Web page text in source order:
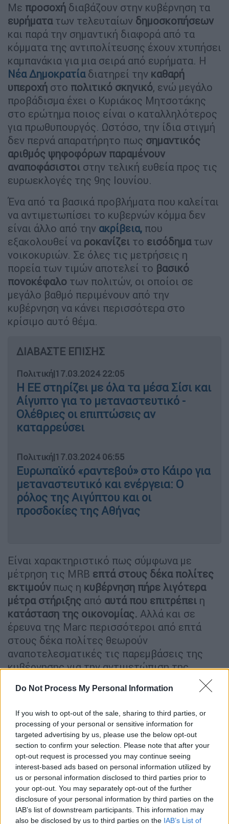
Do Not Process My Personal Information
If you wish to opt-out of the sale, sharing to third parties, or
processing of your personal or sensitive information for
targeted advertising by us, please use the below opt-out
section to confirm your selection. Please note that after your
opt-out request is processed you may continue seeing
interest-based ads based on personal information utilized by
us or personal information disclosed to third parties prior to
your opt-out. You may separately opt-out of the further
disclosure of your personal information by third parties on the
IAB’s list of downstream participants. This information may
also be disclosed by us to third parties on the IAB’s List of
Με προσοχή διαβάζουν στην κυβέρνηση τα
ευρήματατων τελευταίων δημοσκοπήσεων
και παρά την σημαντική διαφορά από τα
κόμματα της αντιπολίτευσης έχουν χτυπήσει
καμπανάκια για μια σειρά από ευρήματα. Η
Νέα Δημοκρατίαδιατηρεί την καθαρή
υπεροχή στο πολιτικό σκηνικό, ενώ μεγάλο
προβάδισμα έχει ο Κυριάκος Μητσοτάκης
στο ερώτημα ποιος είναι ο καταλληλότερος
για πρωθυπουργός. Ωστόσο, την ίδια στιγμή
δεν περνά απαρατήρητο πως σημαντικός
αριθμός ψηφοφόρων παραμένουν
αναποφάσιστοι στην τελική ευθεία προς τις
ευρωεκλογές της 9ης Ιουνίου.
Ένα από τα βασικά προβλήματα που καλείται
να αντιμετωπίσει το κυβερνών κόμμα δεν
είναι άλλο από την ακρίβεια, που
εξακολουθεί να ροκανίζει το εισόδηματων
νοικοκυριών. Σε όλες τις μετρήσεις η
πορεία των τιμών αποτελεί το βασικό
πονοκέφαλο των πολιτών, οι οποίοι σε
μεγάλο βαθμό περιμένουν από την
κυβέρνηση να κάνει περισσότερα στο
κρίσιμο αυτό θέμα.
ΔΙΑΒΑΣΤΕ ΕΠΙΣΗΣ
Πολιτική|17.03.2024 22:05
Η ΕΕ στηρίζει με όλα τα μέσα Σίσι και
Αίγυπτο για το μεταναστευτικό -
Ολέθριες οι επιπτώσεις αν
καταρρεύσει
Πολιτική|17.03.2024 06:55
Ευρωπαϊκό «ραντεβού» στο Κάιρο για
μεταναστευτικό και ενέργεια: Ο
ρόλος της Αιγύπτου και οι
προσδοκίες της Αθήνας
Είναι χαρακτηριστικό πως σύμφωνα με
μέτρηση τις MRB επτά στους δέκα πολίτες
εκτιμούν πως η κυβέρνηση πήρε λιγότερα
μέτρα στήριξης από αυτά που επιτρέπει η
κατάσταση της οικονομίας. Αλλά και σε
έρευνα της Marc περισσότεροι από επτά
στους δέκα πολίτες θεωρούν
αναποτελεσματικές τις παρεμβάσεις της
κυβέρνησης για την αντιμετώπιση της
ακρίβειας. Την ίδια στιγμή με απαισιοδοξία
αντιμετωπίζει ένα μεγάλο μέρος των
Metron Analysis- ως προς τη συνολική
αποτίμηση της κατάστασης της χώρας- το
60% επιμένει ότι τα πράγματα πηγαίνουν σε
λάθος κατεύθυνση, ενώ μόνο το 34% θεωρεί
ότι πηγαίνουν προς τη σωστή κατεύθυνση.
Ωστόσο, δεν είναι μόνο η ακρίβεια που
προκαλεί προβληματισμό στο κυβερνών
κόμμα, καθώςσυναγερμόςέχει σημάνει και